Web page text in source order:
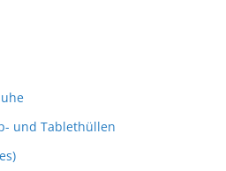
und Tablethüllen